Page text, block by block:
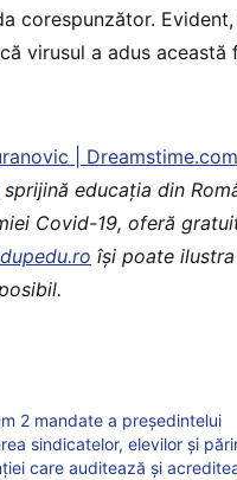
corespunzător.
virusul a adus această
| Dreamstime.com
sprijină educaţia din
Covid-19, oferă
îşi poate
2 mandate a președintelui
sindicatelor, elevilor și
care auditează și